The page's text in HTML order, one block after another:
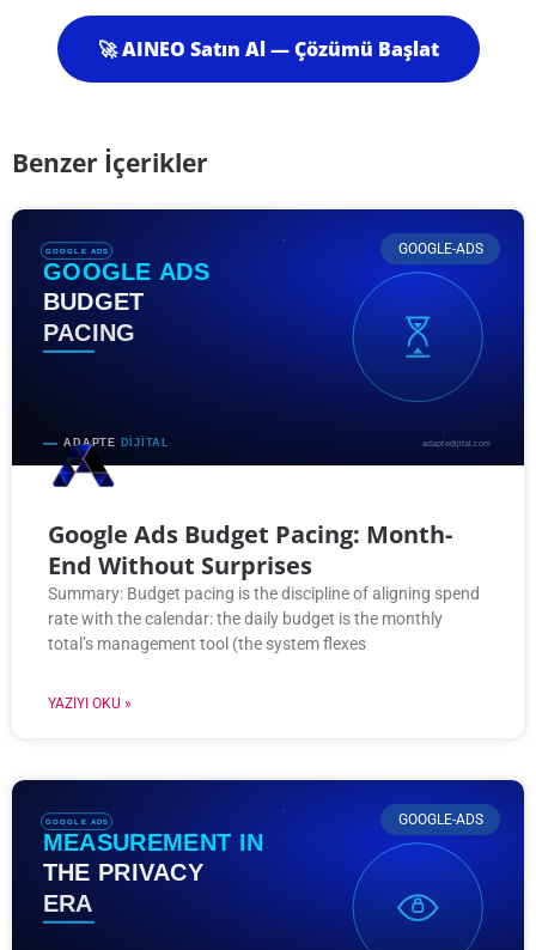
🚀 AINEO Satın Al — Çözümü Başlat
Benzer İçerikler
GOOGLE-ADS
Google Ads Budget Pacing: Month-
End Without Surprises
Summary: Budget pacing is the discipline of aligning spend
rate with the calendar: the daily budget is the monthly
total’s management tool (the system flexes
YAZIYI OKU »
GOOGLE-ADS